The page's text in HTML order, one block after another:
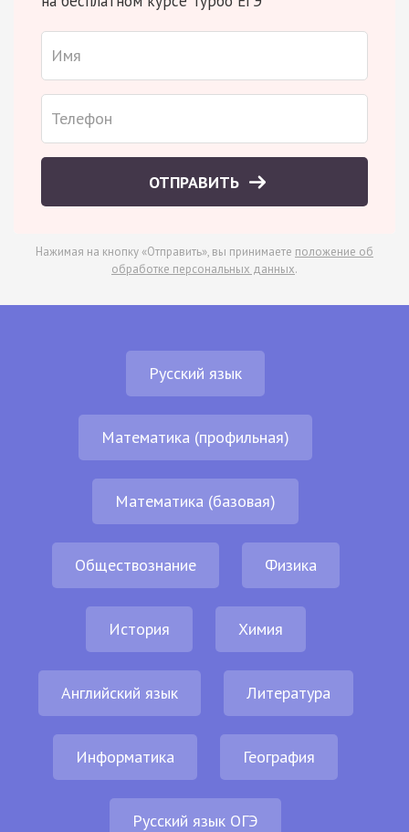
ОТПРАВИТЬ
Нажимая на кнопку «Отправить», вы принимаете положение об
обработке персональных данных.
Русский язык
Математика (профильная)
Математика (базовая)
Обществознание Физика
История Химия
Английский язык Литература
Информатика География
Русский язык ОГЭ